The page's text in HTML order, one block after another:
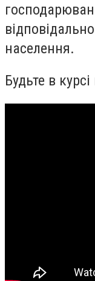
населення.
Будьте в